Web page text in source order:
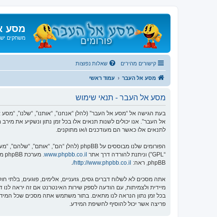
מסע
משחקים
קישורים מהירים שאלות נפוצות
מסע אל העבר עמוד ראשי
מסע אל העבר - תנאי שימוש
אל העבר”. אנו יכולים לשנות תנאים אלו בכל זמן נתון ונשקיע את
לתנאים אלו כאשר הם מעודכנים ו/או מתוקנים.
הפורומים שלנו מבוססים על phpBB (להלן “הם”, “אותם”, “שלהם”, “מערכת phpBB”, “www.phpbb.co.il”, “קבוצת phpBB”, “צוות phpBB הישראלי”) אשר הינה מערכת בולטיין המשוחררת תחת הסכם “
“GPL”) וניתנת להורדה דרך אתר
www.phpbb.co.il
phpBB, ראה:
http://www.phpbb.co.il/
.
אתה מסכים לא לשלוח דברים גסים, גזעניים, אלימים, פוגעים,
פריצה אשר יכול להוסיף לחשיפת המידע.